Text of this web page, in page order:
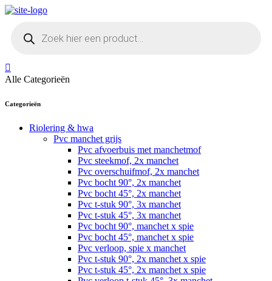
Skip
content
zoeken
Alle Categorieën
Categorieën
Riolering & hwa
Pvc manchet grijs
Pvc afvoerbuis met manchetmof
Pvc steekmof, 2x manchet
Pvc overschuifmof, 2x manchet
Pvc bocht 90°, 2x manchet
Pvc bocht 45°, 2x manchet
Pvc t-stuk 90°, 3x manchet
Pvc t-stuk 45°, 3x manchet
Pvc bocht 90°, manchet x spie
Pvc bocht 45°, manchet x spie
Pvc verloop, spie x manchet
Pvc t-stuk 90°, 2x manchet x spie
Pvc t-stuk 45°, 2x manchet x spie